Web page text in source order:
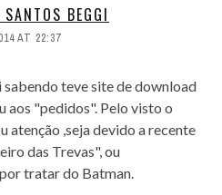
BEGGI
AT 22:37
sabendo teve site de download
aos "pedidos". Pelo visto o
atenção ,seja devido a recente
das Trevas", ou
tratar do Batman.